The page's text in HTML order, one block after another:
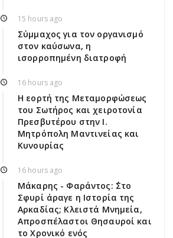
15 hours ago
Σύμμαχος για τον οργανισμό
στον καύσωνα, η
ισορροπημένη διατροφή
16 hours ago
Η εορτή της Μεταμορφώσεως
του Σωτήρος και χειροτονία
Πρεσβυτέρου στην Ι.
Μητρόπολη Μαντινείας και
Κυνουρίας
16 hours ago
Μάκαρης - Φαράντος: ΄΄Στο
Σφυρί άραγε η Ιστορία της
Αρκαδίας; Κλειστά Μνημεία,
Απροσπέλαστοι Θησαυροί και
το Χρονικό ενός